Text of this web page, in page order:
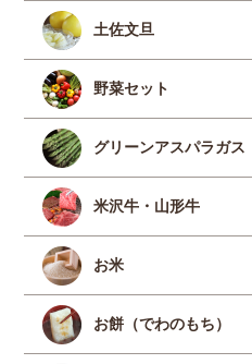
土佐文旦
野菜セット
グリーンアスパラガス
米沢牛・山形牛
お米
お餅（でわのもち）